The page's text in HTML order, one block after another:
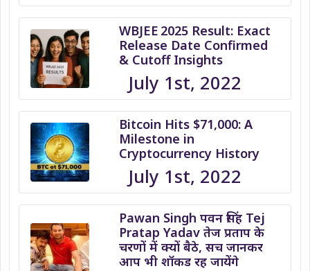
WBJEE 2025 Result: Exact
Release Date Confirmed
& Cutoff Insights
July 1st, 2022
Bitcoin Hits $71,000: A
Milestone in
Cryptocurrency History
July 1st, 2022
Pawan Singh पवन सिंह Tej
Pratap Yadav तेज प्रताप के
चरणों में क्यों बैठे, सच जानकर
आप भी शॉकड रह जायेंगे